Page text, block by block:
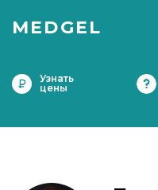
MEDGEL
Узнать
цены